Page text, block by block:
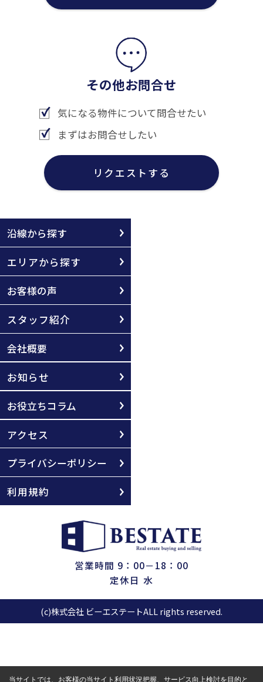
その他お問合せ
気になる物件について問合せたい
まずはお問合せしたい
リクエストする
沿線から探す
エリアから探す
お客様の声
スタッフ紹介
会社概要
お知らせ
お役立ちコラム
アクセス
プライバシーポリシー
利用規約
営業時間 9：00－18：00
定休日 水
(c)株式会社 ビーエステートALL rights reserved.
当サイトでは、お客様の当サイト利用状況把握、サービス向上検討を目的と